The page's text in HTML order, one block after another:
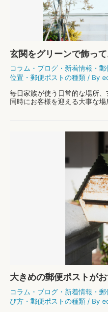
玄関をグリーンで飾っ
コラム ・ ブログ ・ 新着情報 ・ 郵
位置 ・ 郵便ポストの種類 / By
毎日家族が使う日常的な場所、
同時にお客様を迎える大事な場
大きめの郵便ポストが
コラム ・ ブログ ・ 新着情報 ・ 郵
び方 ・ 郵便ポストの種類 / By